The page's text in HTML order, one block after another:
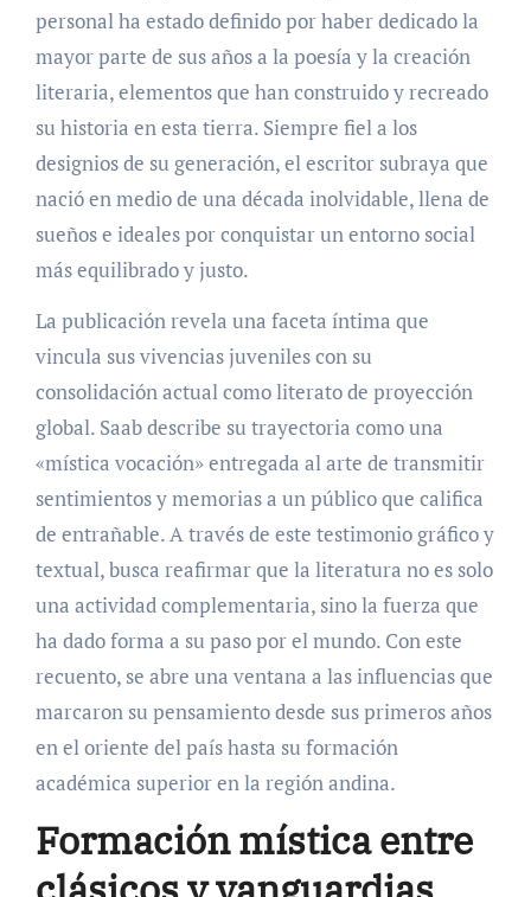
personal ha estado definido por haber dedicado la
mayor parte de sus años a la poesía y la creación
literaria, elementos que han construido y recreado
su historia en esta tierra. Siempre fiel a los
designios de su generación, el escritor subraya que
nació en medio de una década inolvidable, llena de
sueños e ideales por conquistar un entorno social
más equilibrado y justo.
La publicación revela una faceta íntima que
vincula sus vivencias juveniles con su
consolidación actual como literato de proyección
global. Saab describe su trayectoria como una
«mística vocación» entregada al arte de transmitir
sentimientos y memorias a un público que califica
de entrañable. A través de este testimonio gráfico y
textual, busca reafirmar que la literatura no es solo
una actividad complementaria, sino la fuerza que
ha dado forma a su paso por el mundo. Con este
recuento, se abre una ventana a las influencias que
marcaron su pensamiento desde sus primeros años
en el oriente del país hasta su formación
académica superior en la región andina.
Formación mística entre